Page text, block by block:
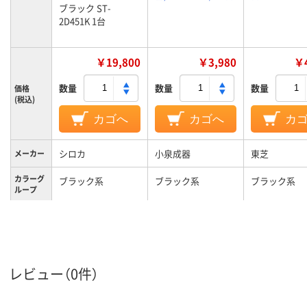
ブラック ST-
2D451K 1台
価格
(税込)
￥19,800
数量
カゴへ
￥3,980
数量
カゴへ
数量
カ
メーカー シロカ 小泉成器 東芝
カラーグ
ループ
ブラック系 ブラック系 ブラック系
レビュー（0件）